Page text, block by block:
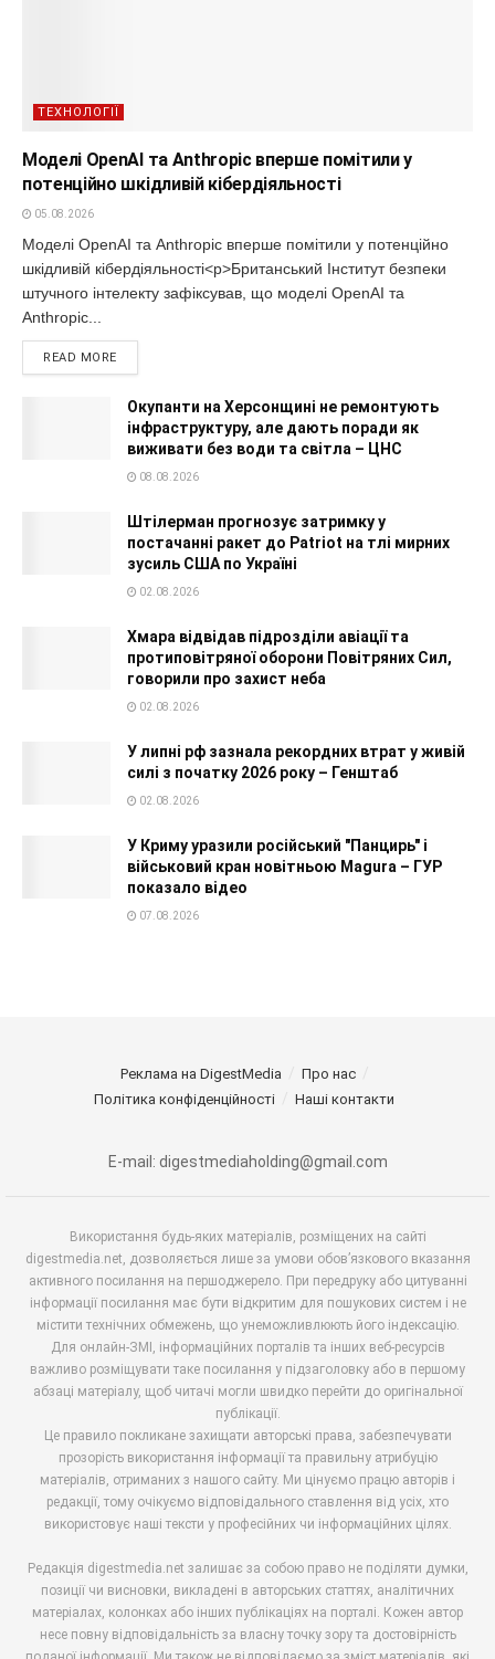
ТЕХНОЛОГІЇ
Моделі OpenAI та Anthropic вперше помітили у
потенційно шкідливій кібердіяльності
05.08.2026
Моделі OpenAI та Anthropic вперше помітили у потенційно
шкідливій кібердіяльності<p>Британський Інститут безпеки
штучного інтелекту зафіксував, що моделі OpenAI та
Anthropic...
READ MORE
Окупанти на Херсонщині не ремонтують
інфраструктуру, але дають поради як
виживати без води та світла – ЦНС
08.08.2026
Штілерман прогнозує затримку у
постачанні ракет до Patriot на тлі мирних
зусиль США по Україні
02.08.2026
Хмара відвідав підрозділи авіації та
протиповітряної оборони Повітряних Сил,
говорили про захист неба
02.08.2026
У липні рф зазнала рекордних втрат у живій
силі з початку 2026 року – Генштаб
02.08.2026
У Криму уразили російський "Панцирь" і
військовий кран новітньою Magura – ГУР
показало відео
07.08.2026
Реклама на DigestMedia
Про нас
Політика конфіденційності
Наші контакти
E-mail: digestmediaholding@gmail.com
Використання будь-яких матеріалів, розміщених на сайті
digestmedia.net, дозволяється лише за умови обов’язкового вказання
активного посилання на першоджерело. При передруку або цитуванні
інформації посилання має бути відкритим для пошукових систем і не
містити технічних обмежень, що унеможливлюють його індексацію.
Для онлайн-ЗМІ, інформаційних порталів та інших веб-ресурсів
важливо розміщувати таке посилання у підзаголовку або в першому
абзаці матеріалу, щоб читачі могли швидко перейти до оригінальної
публікації.
Це правило покликане захищати авторські права, забезпечувати
прозорість використання інформації та правильну атрибуцію
матеріалів, отриманих з нашого сайту. Ми цінуємо працю авторів і
редакції, тому очікуємо відповідального ставлення від усіх, хто
використовує наші тексти у професійних чи інформаційних цілях.
Редакція digestmedia.net залишає за собою право не поділяти думки,
позиції чи висновки, викладені в авторських статтях, аналітичних
матеріалах, колонках або інших публікаціях на порталі. Кожен автор
несе повну відповідальність за власну точку зору та достовірність